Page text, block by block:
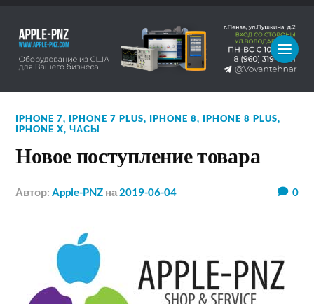
IPHONE 7, IPHONE 7 PLUS, IPHONE 8, IPHONE 8 PLUS,
IPHONE X,ЧАСЫ
Новое поступление товара
Автор:Apple-PNZ на 2019-06-04 0